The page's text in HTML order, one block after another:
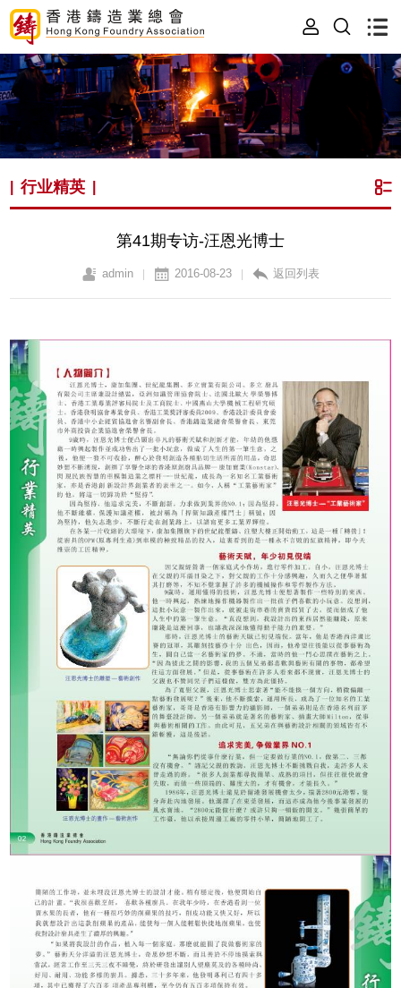
|行业精英
第41期专访-汪恩光博士
admin | 2016-08-23 | 返回列表